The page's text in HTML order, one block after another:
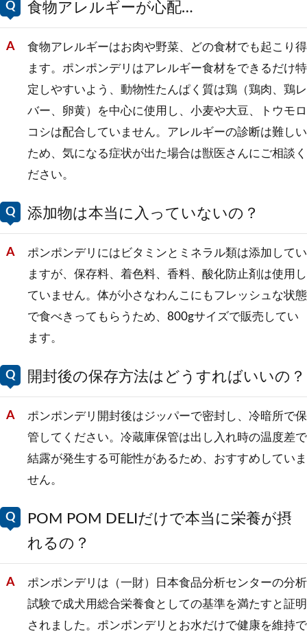
食物アレルギーが心配…
食物アレルギーはお肉や野菜、どの食材でも起こり得
ます。ポンポンデリはアレルギー食材をできるだけ特
定しやすいよう、動物性たんぱく質は鶏（鶏肉、鶏レ
バー、卵黄）を中心に使用し、小麦や大豆、トウモロ
コシは配合していません。アレルギーの診断は難しい
ため、気になる症状が出た場合は獣医さんにご相談く
ださい。
添加物は本当に入っていないの？
ポンポンデリにはビタミンとミネラル類は添加してい
ますが、保存料、着色料、香料、酸化防止剤は使用し
ていません。体が小さなわんこにもフレッシュな状態
で食べきってもらうため、800gサイズで販売してい
ます。
開封後の保存方法はどうすればいいの？
ポンポンデリ開封後はジッパーで密封し、冷暗所で保
管してください。冷蔵庫保管は出し入れ時の温度差で
結露が発生する可能性があるため、おすすめしていま
せん。
POM POM DELIだけで本当に栄養が摂
れるの？
ポンポンデリは（一財）日本食品分析センターの分析
試験で成犬用総合栄養食としての基準を満たすと証明
されました。ポンポンデリとお水だけで健康を維持で